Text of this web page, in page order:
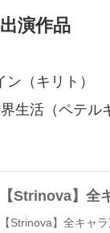
演作品
（キリト）
生活（ペテル
【Strinova】全
【Strinova】全キャ